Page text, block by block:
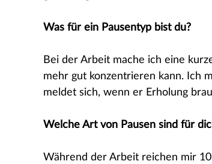
Was für ein Pausentyp bist du?
Bei der Arbeit mache ich eine
mehr gut konzentrieren kann. Ich
meldet sich, wenn er Erholung
Welche Art von Pausen sind für
Während der Arbeit reichen mir